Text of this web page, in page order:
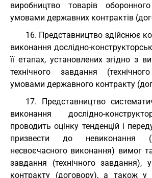
виробництво товарів
умовами державних контрактів
16. Представництво здійснює
виконання дослідно-
її етапах, установлених згідно з
технічного завдання
умовами державного контракту
17. Представництво
виконання дослідно-
проводить оцінку тенденцій і
призвести до невиконання
несвоєчасного виконання) вимог
завдання (технічного завдання),
контракту (договору), а також у